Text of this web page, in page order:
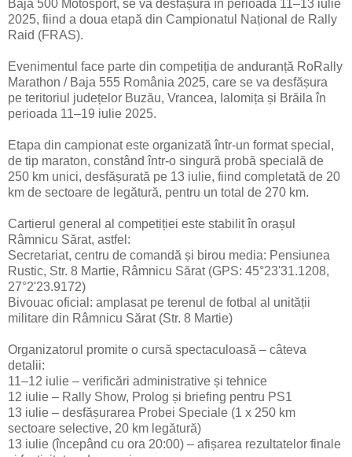
Baja 500 Motosport, se va desfășura în perioada 11–13 iulie
2025, fiind a doua etapă din Campionatul Național de Rally
Raid (FRAS).
Evenimentul face parte din competiția de anduranță RoRally
Marathon / Baja 555 România 2025, care se va desfășura
pe teritoriul județelor Buzău, Vrancea, Ialomița și Brăila în
perioada 11–19 iulie 2025.
Etapa din campionat este organizată într-un format special,
de tip maraton, constând într-o singură probă specială de
250 km unici, desfășurată pe 13 iulie, fiind completată de 20
km de sectoare de legătură, pentru un total de 270 km.
Cartierul general al competiției este stabilit în orașul
Râmnicu Sărat, astfel:
Secretariat, centru de comandă și birou media: Pensiunea
Rustic, Str. 8 Martie, Râmnicu Sărat (GPS: 45°23'31.1208,
27°2'23.9172)
Bivouac oficial: amplasat pe terenul de fotbal al unității
militare din Râmnicu Sărat (Str. 8 Martie)
Organizatorul promite o cursă spectaculoasă – câteva
detalii:
11–12 iulie – verificări administrative și tehnice
12 iulie – Rally Show, Prolog și briefing pentru PS1
13 iulie – desfășurarea Probei Speciale (1 x 250 km
sectoare selective, 20 km legătură)
13 iulie (începând cu ora 20:00) – afișarea rezultatelor finale